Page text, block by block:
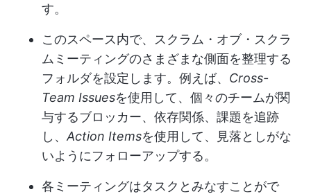
す。
このスペース内で、スクラム・オブ・スクラ
ムミーティングのさまざまな側面を整理する
フォルダを設定します。例えば、 Cross-
Team Issuesを使用して、個々のチームが関
与するブロッカー、依存関係、課題を追跡
し、 Action Itemsを使用して、見落としがな
いようにフォローアップする。
各ミーティングはタスクとみなすことがで